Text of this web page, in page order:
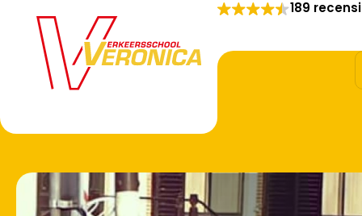
189